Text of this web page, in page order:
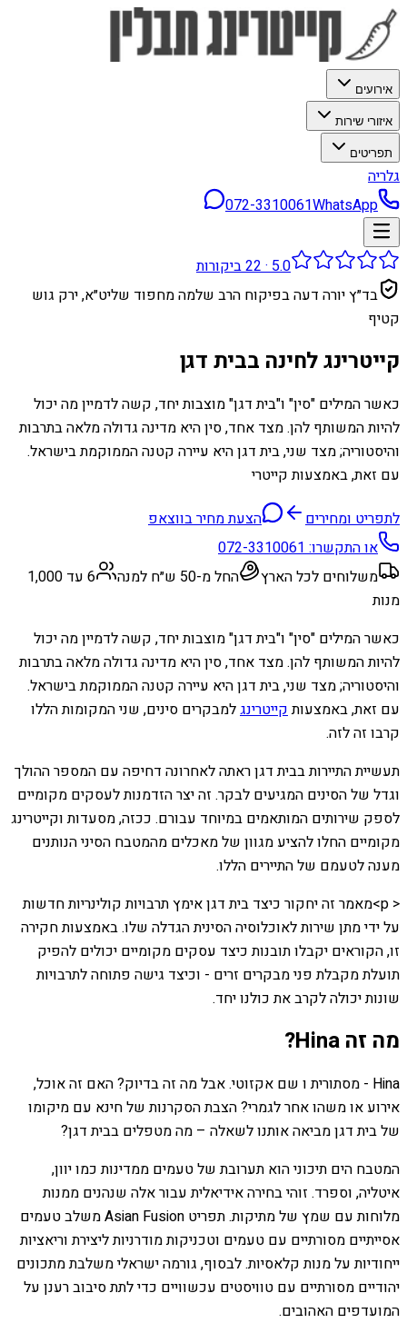
אירועים
איזורי שירות
תפריטים
גלריה
072-3310061WhatsApp
5.0
·
22ביקורות
בד״ץ יורה דעה בפיקוח הרב שלמה מחפוד שליט״א, ירק גוש
קטיף
קייטרינג לחינה בבית דגן
כאשר המילים "סין" ו"בית דגן" מוצבות יחד, קשה לדמיין מה יכול
להיות המשותף להן. מצד אחד, סין היא מדינה גדולה מלאה בתרבות
והיסטוריה; מצד שני, בית דגן היא עיירה קטנה הממוקמת בישראל.
עם זאת, באמצעות קייטרי
לתפריט ומחירים
הצעת מחיר בווצאפ
או התקשרו:072-3310061
משלוחים לכל הארץ
החל מ-50 ש״ח למנה
6 עד 1,000
מנות
כאשר המילים "סין" ו"בית דגן" מוצבות יחד, קשה לדמיין מה יכול
להיות המשותף להן. מצד אחד, סין היא מדינה גדולה מלאה בתרבות
והיסטוריה; מצד שני, בית דגן היא עיירה קטנה הממוקמת בישראל.
עם זאת, באמצעותקייטרינגלמבקרים סינים, שני המקומות הללו
קרבו זה לזה.
תעשיית התיירות בבית דגן ראתה לאחרונה דחיפה עם המספר ההולך
וגדל של הסינים המגיעים לבקר. זה יצר הזדמנות לעסקים מקומיים
לספק שירותים המותאמים במיוחד עבורם. ככזה, מסעדות וקייטרינג
מקומיים החלו להציע מגוון של מאכלים מהמטבח הסיני הנותנים
מענה לטעמם של התיירים הללו.
< p>מאמר זה יחקור כיצד בית דגן אימץ תרבויות קולינריות חדשות
על ידי מתן שירות לאוכלוסיה הסינית הגדלה שלו. באמצעות חקירה
זו, הקוראים יקבלו תובנות כיצד עסקים מקומיים יכולים להפיק
תועלת מקבלת פני מבקרים זרים - וכיצד גישה פתוחה לתרבויות
שונות יכולה לקרב את כולנו יחד.
מה זה Hina?
Hina - מסתורית ו שם אקזוטי. אבל מה זה בדיוק? האם זה אוכל,
אירוע או משהו אחר לגמרי? הצבת הסקרנות של חינא עם מיקומו
של בית דגן מביאה אותנו לשאלה – מה מטפלים בבית דגן?
המטבח הים תיכוני הוא תערובת של טעמים ממדינות כמו יוון,
איטליה, וספרד. זוהי בחירה אידיאלית עבור אלה שנהנים ממנות
מלוחות עם שמץ של מתיקות. תפריט Asian Fusion משלב טעמים
אסייתיים מסורתיים עם טעמים וטכניקות מודרניות ליצירת וריאציות
ייחודיות על מנות קלאסיות. לבסוף, גורמה ישראלי משלבת מתכונים
יהודיים מסורתיים עם טוויסטים עכשוויים כדי לתת סיבוב רענן על
המועדפים האהובים.